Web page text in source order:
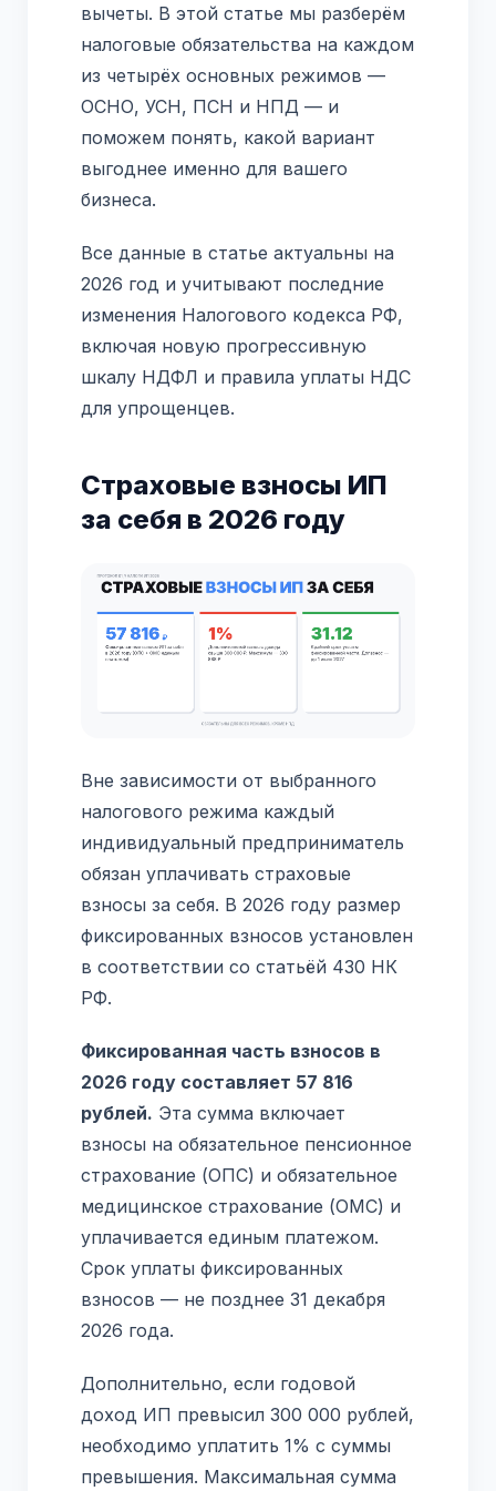
вычеты. В этой статье мы разберём
налоговые обязательства на каждом
из четырёх основных режимов —
ОСНО, УСН, ПСН и НПД — и
поможем понять, какой вариант
выгоднее именно для вашего
бизнеса.
Все данные в статье актуальны на
2026 год и учитывают последние
изменения Налогового кодекса РФ,
включая новую прогрессивную
шкалу НДФЛ и правила уплаты НДС
для упрощенцев.
Страховые взносы ИП
за себя в 2026 году
Вне зависимости от выбранного
налогового режима каждый
индивидуальный предприниматель
обязан уплачивать страховые
взносы за себя. В 2026 году размер
фиксированных взносов установлен
в соответствии со статьёй 430 НК
РФ.
Фиксированная часть взносов в
2026 году составляет 57 816
рублей. Эта сумма включает
взносы на обязательное пенсионное
страхование (ОПС) и обязательное
медицинское страхование (ОМС) и
уплачивается единым платежом.
Срок уплаты фиксированных
взносов — не позднее 31 декабря
2026 года.
Дополнительно, если годовой
доход ИП превысил 300 000 рублей,
необходимо уплатить 1% с суммы
превышения. Максимальная сумма